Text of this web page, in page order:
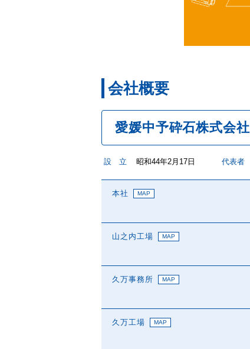
会社概要
愛媛中予砕石株式会社
設 立 昭和44年2月17日 代表者
本社 MAP
山之内工場 MAP
久万事務所 MAP
久万工場 MAP